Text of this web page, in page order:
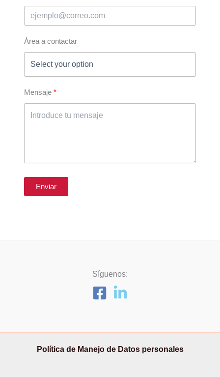
Área a contactar
Mensaje
Enviar
Síguenos:
Política de Manejo de Datos personales